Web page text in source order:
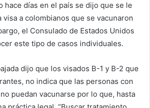
hace días en el país se dijo que se le
visa a colombianos que se vacunaron
el Consulado de Estados Unidos
este tipo de casos individuales.
dijo que los visados B-1 y B-2 que
no indica que las personas con
puedan vacunarse por lo que, hasta